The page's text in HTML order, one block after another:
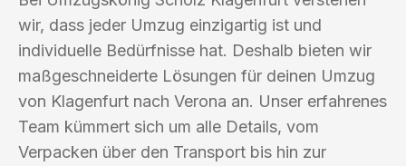
wir, dass jeder Umzug einzigartig ist und
individuelle Bedürfnisse hat. Deshalb bieten wir
maßgeschneiderte Lösungen für deinen Umzug
von Klagenfurt nach Verona an. Unser erfahrenes
Team kümmert sich um alle Details, vom
Verpacken über den Transport bis hin zur